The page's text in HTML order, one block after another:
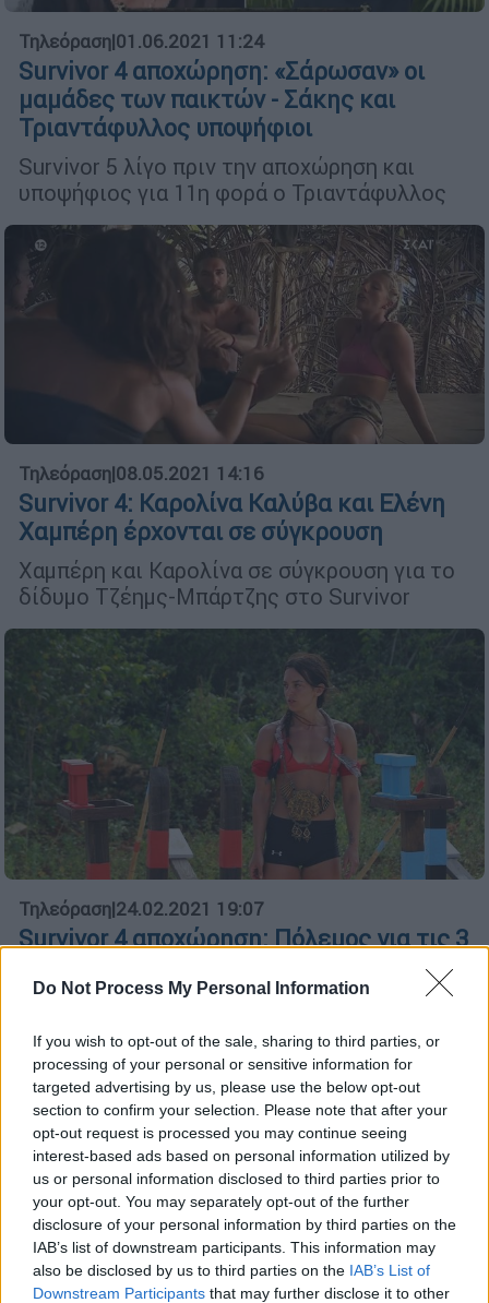
Do Not Process My Personal Information
If you wish to opt-out of the sale, sharing to third parties, or
processing of your personal or sensitive information for
targeted advertising by us, please use the below opt-out
section to confirm your selection. Please note that after your
opt-out request is processed you may continue seeing
interest-based ads based on personal information utilized by
us or personal information disclosed to third parties prior to
your opt-out. You may separately opt-out of the further
disclosure of your personal information by third parties on the
IAB’s list of downstream participants. This information may
also be disclosed by us to third parties on the IAB’s List of
Downstream Participants that may further disclose it to other
Τηλεόραση|01.06.2021 11:24
Survivor 4 αποχώρηση: «Σάρωσαν» οι
μαμάδες των παικτών - Σάκης και
Τριαντάφυλλος υποψήφιοι
Survivor 5 λίγο πριν την αποχώρηση και
υποψήφιος για 11η φορά ο Τριαντάφυλλος
Τηλεόραση|08.05.2021 14:16
Survivor 4: Καρολίνα Καλύβα και Ελένη
Χαμπέρη έρχονται σε σύγκρουση
Χαμπέρη και Καρολίνα σε σύγκρουση για το
δίδυμο Τζέημς-Μπάρτζης στο Survivor
Τηλεόραση|24.02.2021 19:07
Survivor 4 αποχώρηση: Πόλεμος για τις 3
υποψήφιες και ο τσοπάνης στο μαντρί
Αποχώρηση με άρωμα γυναίκας και ο
τραυματισμός της Ελευθερίας Ελευθερίου
στο Survivor 4